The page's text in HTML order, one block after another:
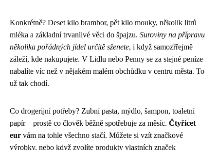
Konkrétně? Deset kilo brambor, pět kilo mouky, několik litrů
mléka a základní trvanlivé věci do špajzu. Suroviny na přípravu
několika pořádných jídel určitě sženete, i když samozřřejmě
záleží, kde nakupujete. V Lidlu nebo Penny se za stejné peníze
nabalíte víc než v nějakém malém obchůdku v centru města. To
už tak chodí.
Co drogerijní potřeby? Zubní pasta, mýdlo, šampon, toaletní
papír – prostě co člověk běžně spotřebuje za měsíc. Čtyřicet
eur vám na tohle všechno stačí. Můžete si vzít značkové
výrobky, nebo když zvolíte produkty vlastních značek